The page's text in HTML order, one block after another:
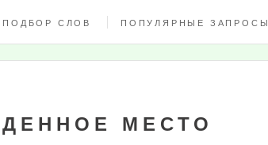
ПОДБОР СЛОВ ПОПУЛЯРНЫЕ ЗАПРОСЫ
МЕСТО